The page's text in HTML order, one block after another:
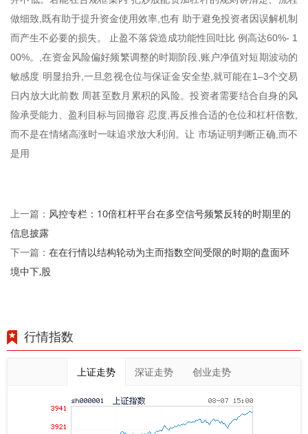
做细致,既有助于提升资金使用效率,也有 助于避免投资者因误解机制
而产生不必要的损失。 止盈不落袋造成功能性回吐比 例高达60%- 1
00%。,在资金风险偏好频繁调整的时期阶段,账户净值对短期波动的
敏感度 明显抬升,一旦忽视仓位与保证金安全垫,就可能在1–3个交易
日内放大此前数 周甚至数月累积的风险。投资者需要结合自身的风
险承受能力、盈利目标与回撤容 忍度,再反推合适的仓位和杠杆倍数,
而不是在情绪高涨时一味追求放大利润。让 市场证明判断正确,而不
是用
上一篇： 风控专栏：10倍杠杆平台在多空信号频繁反转的时期里的
信息披露
下一篇： 在在行情以结构轮动为主而指数空间受限的时期的盘面环
境中下,股
行情指数
上证走势 深证走势 创业走势